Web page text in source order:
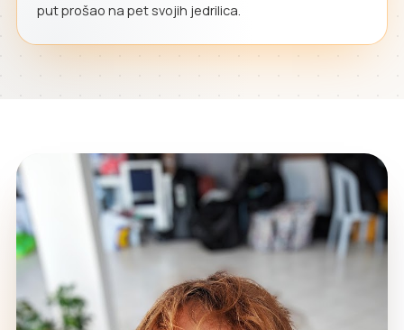
put prošao na pet svojih jedrilica.